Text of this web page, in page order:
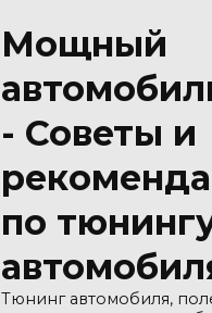
Мощный
- Советы и
по
Тюнинг автомобиля,